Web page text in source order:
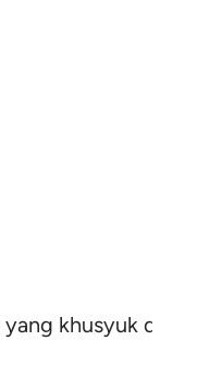
khusyuk dalam